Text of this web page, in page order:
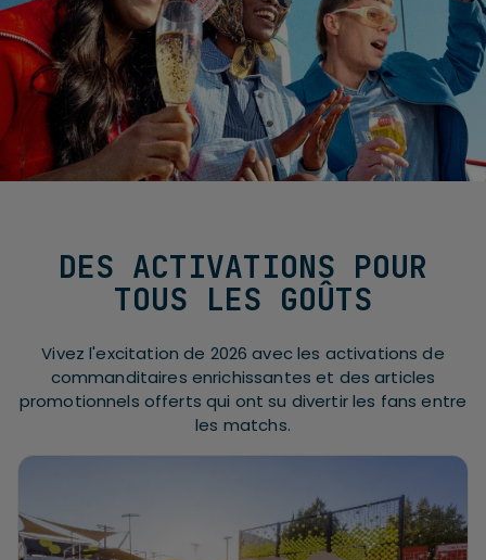
DES ACTIVATIONS POUR
TOUS LES GOÛTS
Vivez l'excitation de 2026 avec les activations de
commanditaires enrichissantes et des articles
promotionnels offerts qui ont su divertir les fans entre
les matchs.